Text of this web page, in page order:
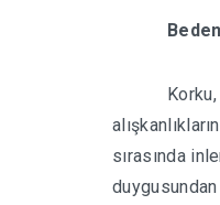
sırasında